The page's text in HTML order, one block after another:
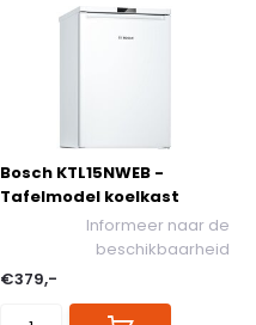
Bosch KTL15NWEB -
Tafelmodel koelkast
Informeer naar de
beschikbaarheid
€379,-